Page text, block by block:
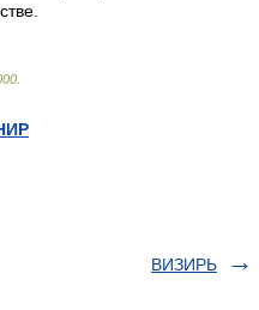
ВИЗИРЬ